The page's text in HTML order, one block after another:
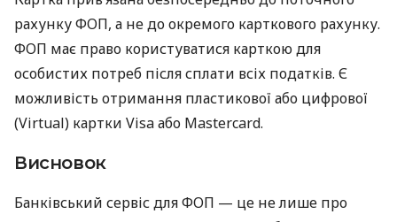
рахунку ФОП, а не до окремого карткового рахунку.
ФОП має право користуватися карткою для
особистих потреб після сплати всіх податків. Є
можливість отримання пластикової або цифрової
(Virtual) картки Visa або Mastercard.
Висновок
Банківський сервіс для ФОП — це не лише про